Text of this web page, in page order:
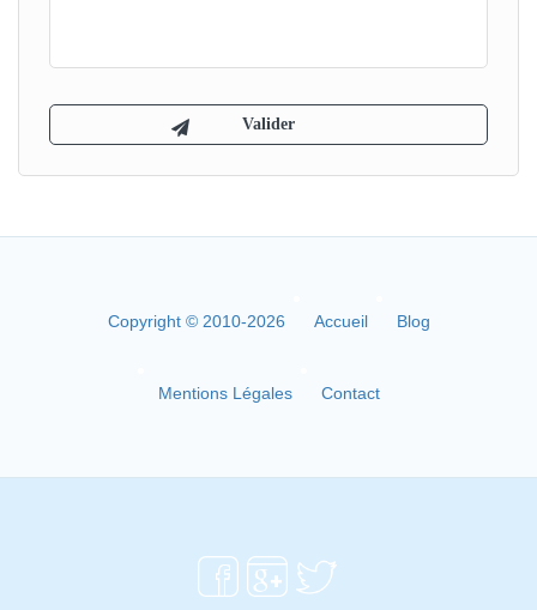
Copyright © 2010-2026 Accueil Blog
Mentions Légales Contact